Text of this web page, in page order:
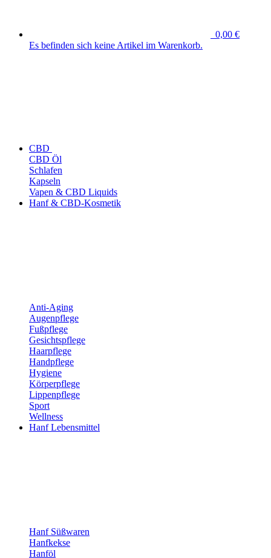
0,00 €
Es befinden sich keine Artikel im Warenkorb.
CBD
CBD Öl
Schlafen
Kapseln
Vapen & CBD Liquids
Hanf & CBD-Kosmetik
Anti-Aging
Augenpflege
Fußpflege
Gesichtspflege
Haarpflege
Handpflege
Hygiene
Körperpflege
Lippenpflege
Sport
Wellness
Hanf Lebensmittel
Hanf Süßwaren
Hanfkekse
Hanföl